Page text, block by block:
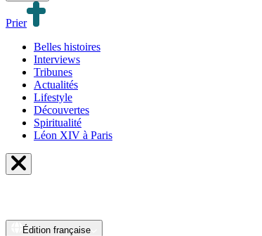
Prier
Belles histoires
Interviews
Tribunes
Actualités
Lifestyle
Découvertes
Spiritualité
Léon XIV à Paris
Édition française